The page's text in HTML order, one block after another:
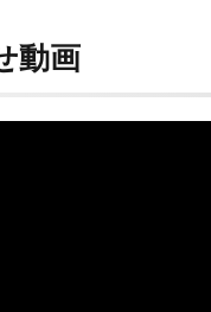
動画